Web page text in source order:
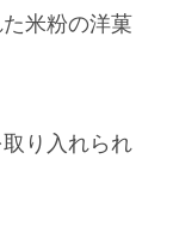
米粉の洋菓
り入れられ